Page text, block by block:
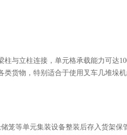
柱与立柱连接，单元格承载能力可达
类货物，特别适合于使用叉车几堆垛
笼等单元集装设备整装后存入货架